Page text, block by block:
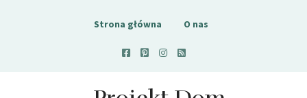
Strona główna O nas